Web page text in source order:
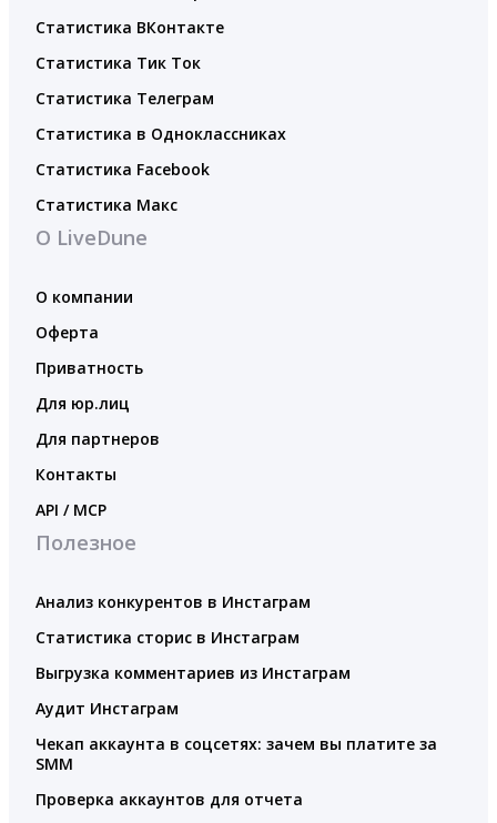
Статистика ВКонтакте
Статистика Тик Ток
Статистика Телеграм
Статистика в Одноклассниках
Статистика Facebook
Статистика Макс
О LiveDune
О компании
Оферта
Приватность
Для юр.лиц
Для партнеров
Контакты
API / MCP
Полезное
Анализ конкурентов в Инстаграм
Статистика сторис в Инстаграм
Выгрузка комментариев из Инстаграм
Аудит Инстаграм
Чекап аккаунта в соцсетях: зачем вы платите за
SMM
Проверка аккаунтов для отчета